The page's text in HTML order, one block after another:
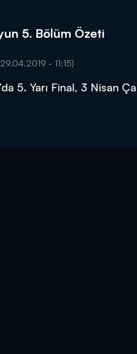
SONUÇLAR
5. Bölüm Özeti
- 11:15)
5. Yarı Final, 3 Nisan